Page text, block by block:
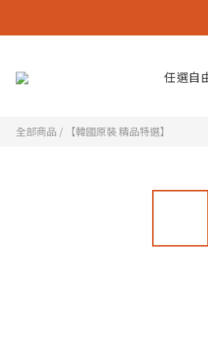
任選自
全部商品 / 【韓國原裝 精品特選】